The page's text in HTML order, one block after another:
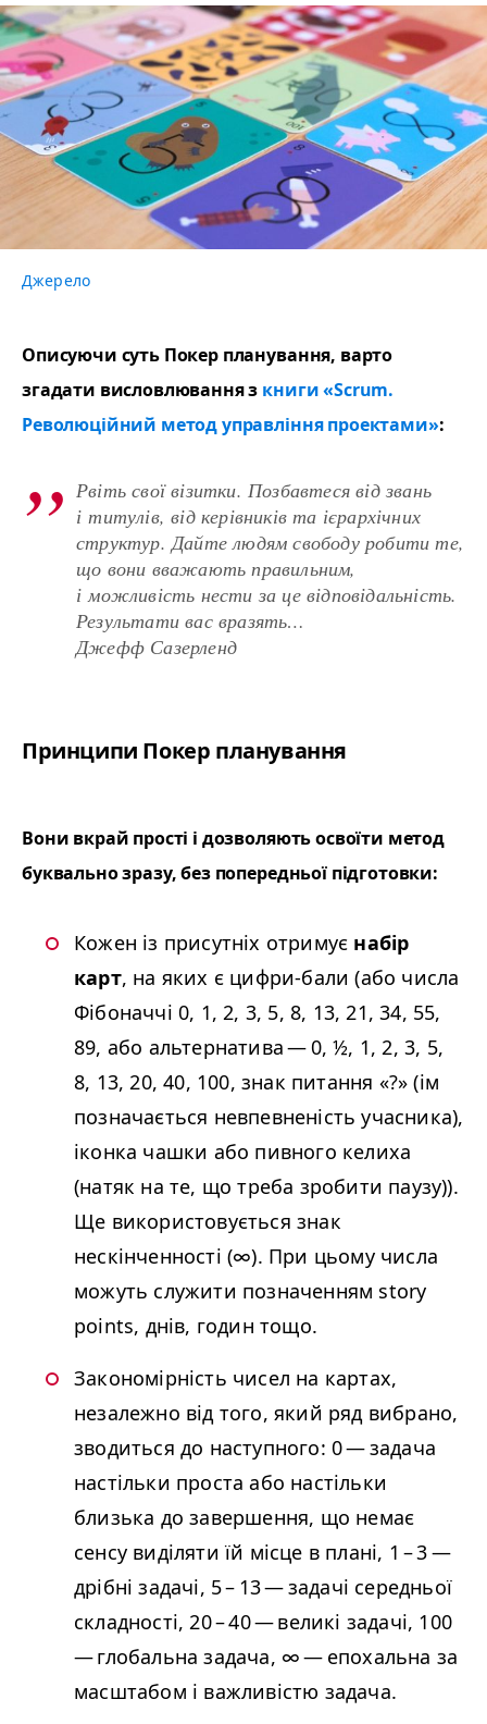
Джерело
Описуючи суть Покер планування, варто
згадати висловлювання з книги «Scrum.
Революційний метод управління проектами»:
Рвіть свої візитки. Позбавтеся від звань
і титулів, від керівників та ієрархічних
структур. Дайте людям свободу робити те,
що вони вважають правильним,
і можливість нести за це відповідальність.
Результати вас вразять…
Джефф Сазерленд
Принципи Покер планування
Вони вкрай прості і дозволяють освоїти метод
буквально зразу, без попередньої підготовки:
Кожен із присутніх отримує набір
карт, на яких є цифри-бали (або числа
Фібоначчі 0, 1, 2, 3, 5, 8, 13, 21, 34, 55,
89, або альтернатива — 0, ½, 1, 2, 3, 5,
8, 13, 20, 40, 100, знак питання «?» (ім
позначається невпевненість учасника),
іконка чашки або пивного келиха
(натяк на те, що треба зробити паузу)).
Ще використовується знак
нескінченності (∞). При цьому числа
можуть служити позначенням sto­ry
points, днів, годин тощо.
Закономірність чисел на картах,
незалежно від того, який ряд вибрано,
зводиться до наступного: 0 — задача
настільки проста або настільки
близька до завершення, що немає
сенсу виділяти їй місце в плані, 1 – 3 —
дрібні задачі, 5 – 13 — задачі середньої
складності, 20 – 40 — великі задачі, 100
— глобальна задача, ∞ — епохальна за
масштабом і важливістю задача.